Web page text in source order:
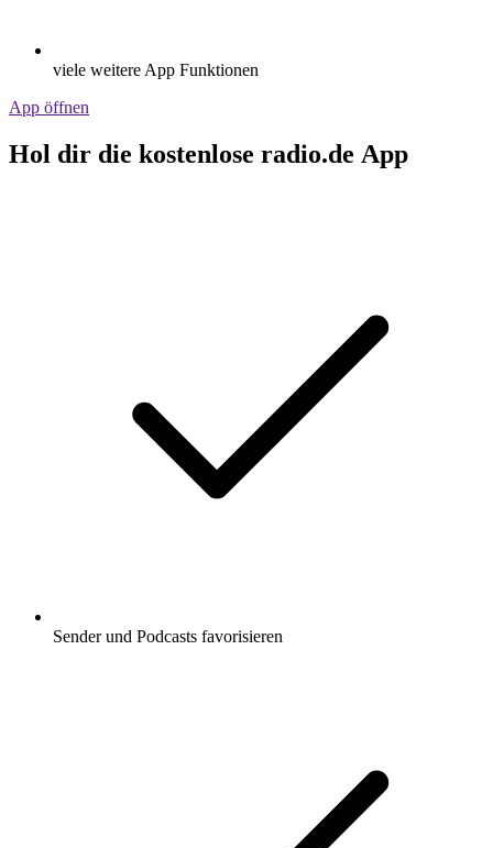
viele weitere App Funktionen
App öffnen
Hol dir die kostenlose radio.de App
Sender und Podcasts favorisieren